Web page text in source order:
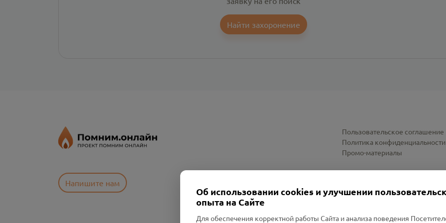
Найти захоронение
Напишите нам
Пользовательское соглашение
Политика конфиденциальности
Промо-материалы
Об использовании cookies и улучшении
опыта на Сайте
Для обеспечения корректной работы Сайта и анализа поведения